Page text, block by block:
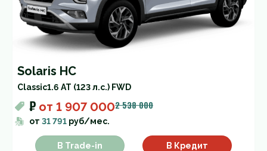
Solaris HC
Classic1.6 AT (123 л.с.) FWD
₽ от 1 907 0002 538 000
от 31 791 руб/мес.
В Trade-in В Кредит